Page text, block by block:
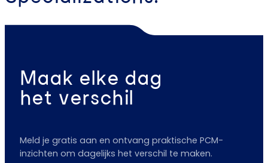
Maak elke dag
het verschil
Meld je gratis aan en ontvang praktische PCM-
inzichten om dagelijks het verschil te maken.